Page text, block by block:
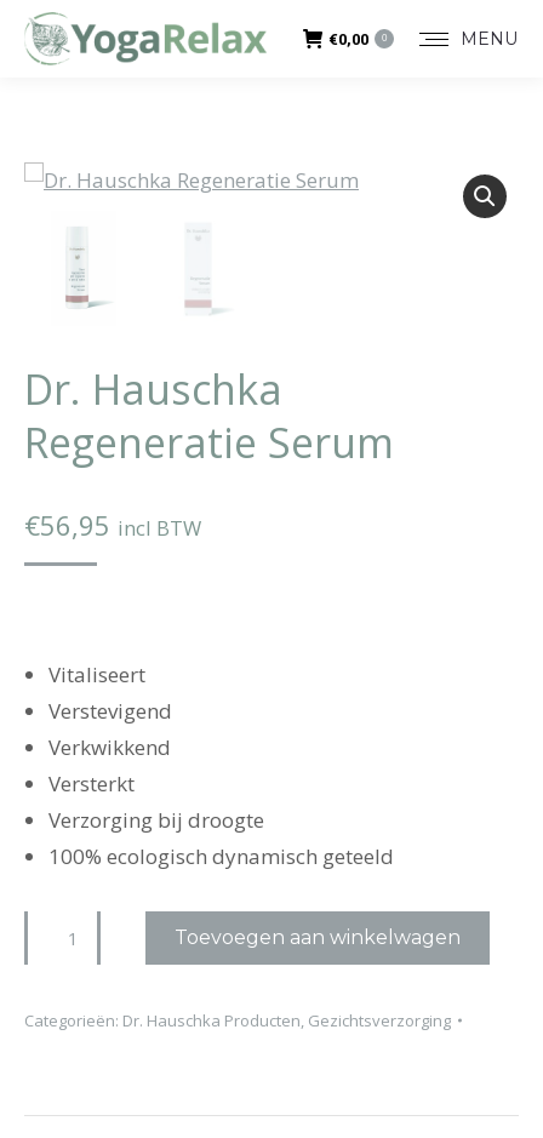
MENU
€0,00 0
Dr. Hauschka
Regeneratie Serum
€56,95 incl BTW
Vitaliseert
Verstevigend
Verkwikkend
Versterkt
Verzorging bij droogte
100% ecologisch dynamisch geteeld
Hauschka
Serum
Toevoegen aan winkelwagen
Categorieën: Dr. Hauschka Producten Gezichtsverzorging